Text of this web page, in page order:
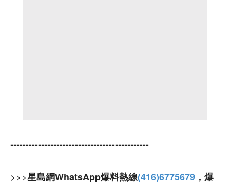
---------------------------------------------
>>>星島網WhatsApp爆料熱線(416)6775679 ，爆